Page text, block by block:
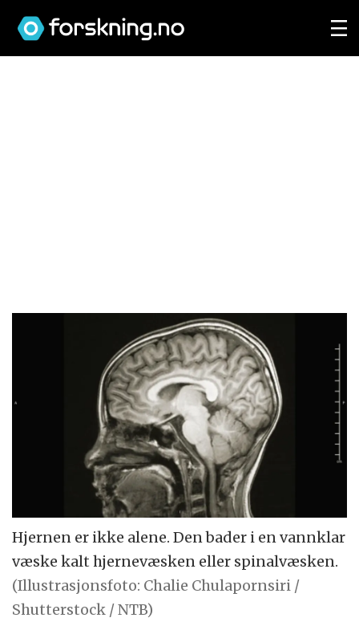
Hjernen er ikke alene. Den bader i en vannklar
væske kalt hjernevæsken eller spinalvæsken.
(Illustrasjonsfoto: Chalie Chulapornsiri /
Shutterstock / NTB)